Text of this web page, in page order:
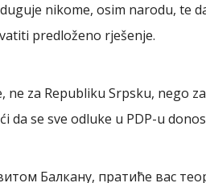
nikome, osim narodu, te
predloženo rješenje.
ne za Republiku Srpsku, nego
da se sve odluke u PDP-u
Балкану, пратиће вас